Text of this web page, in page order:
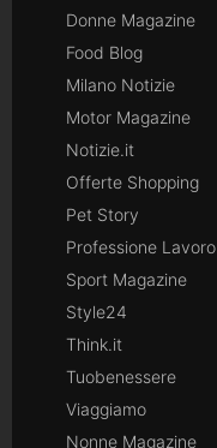
Donne Magazine
Food Blog
Milano Notizie
Motor Magazine
Notizie.it
Offerte Shopping
Pet Story
Professione Lavoro
Sport Magazine
Style24
Think.it
Tuobenessere
Viaggiamo
Nonne Magazine